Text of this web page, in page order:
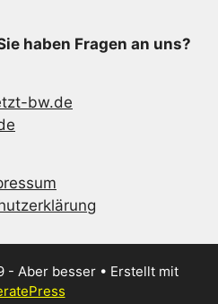
haben Fragen an uns?
bw.de
- Aber besser• Erstellt mit